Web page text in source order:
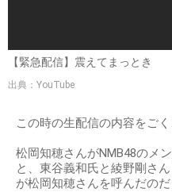
【緊急配信】震えてまっとき
出典：YouTube
この時の生配信の内容をご
松岡知穂さんがNMB48のメ
と、東谷義和氏と綾野剛さ
が松岡知穂さんを呼んだのだ